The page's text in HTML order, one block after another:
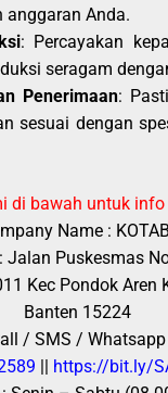
anggaran Anda.
: Percayakan
seragam
Penerimaan:
sesuai dengan
di bawah untuk
Name :
Jalan Puskesmas
Kec Pondok Aren
Banten 15224
/ SMS / Whatsapp
|| https://bit.ly/